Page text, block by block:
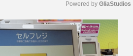
M
u
t
e
Powered by GliaStudios